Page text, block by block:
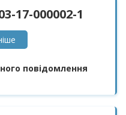
17-000002-1
повідомлення